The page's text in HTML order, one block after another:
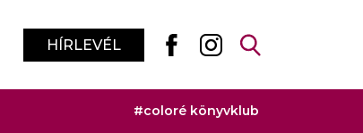
HÍRLEVÉL
#coloré könyvklub